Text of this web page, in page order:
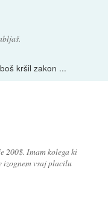
kršil zakon ...
200$. Imam kolega ki
izognem vsaj placilu